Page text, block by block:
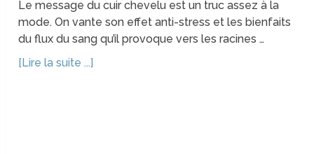
Le message du cuir chevelu est un truc assez à la
mode. On vante son effet anti-stress et les bienfaits
du flux du sang qu’il provoque vers les racines …
[Lire la suite ...]